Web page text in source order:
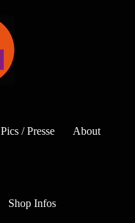
Pics / Presse About
Shop Infos